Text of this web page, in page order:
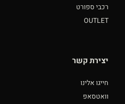
רכבי ספורט
OUTLET
יצירת קשר
חייגו אלינו
וואטסאפ